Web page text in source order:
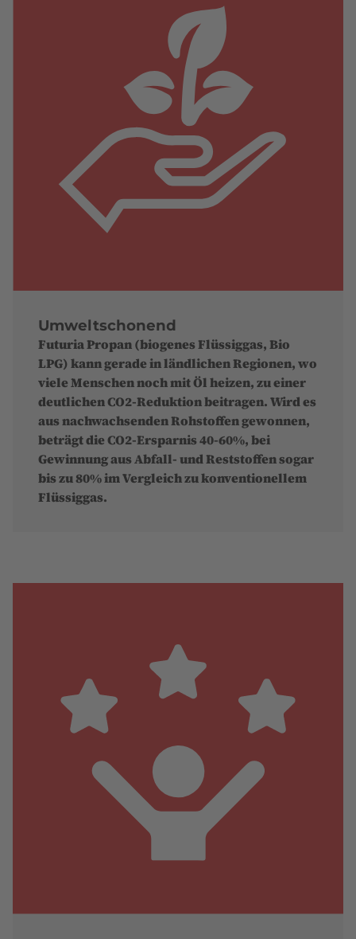
Umweltschonend
Futuria Propan (biogenes Flüssiggas, Bio
LPG) kann gerade in ländlichen Regionen, wo
viele Menschen noch mit Öl heizen, zu einer
deutlichen CO2-Reduktion beitragen. Wird es
aus nachwachsenden Rohstoffen gewonnen,
beträgt die CO2-Ersparnis 40-60%, bei
Gewinnung aus Abfall- und Reststoffen sogar
bis zu 80% im Vergleich zu konventionellem
Flüssiggas.